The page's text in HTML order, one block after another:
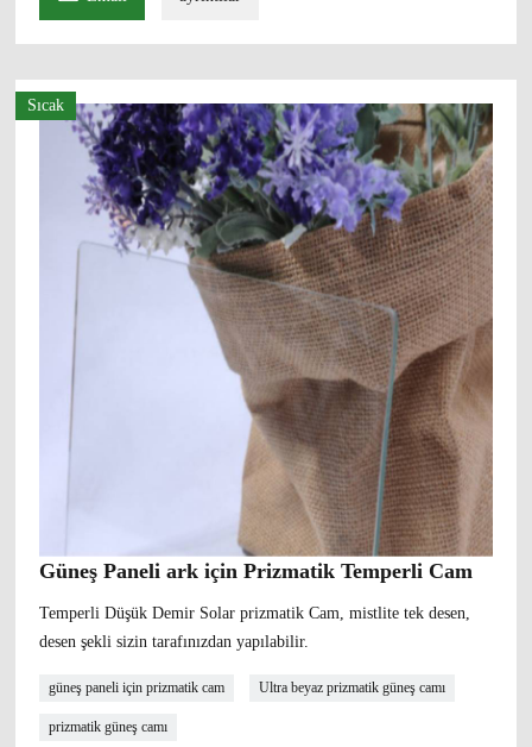
Sıcak
Güneş Paneli ark için Prizmatik Temperli Cam
Temperli Düşük Demir Solar prizmatik Cam, mistlite tek desen,
desen şekli sizin tarafınızdan yapılabilir.
güneş paneli için prizmatik cam Ultra beyaz prizmatik güneş camı
prizmatik güneş camı